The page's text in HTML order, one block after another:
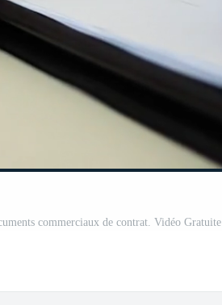
commerciaux de contrat. Vidéo Gratuite